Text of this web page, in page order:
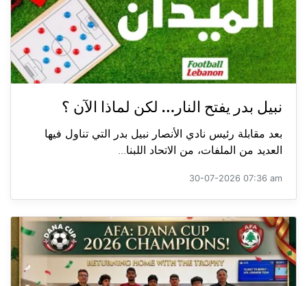
نبيل بدر يفتح النار… لكن لماذا الآن ؟
بعد مقابلة رئيس نادي الأنصار نبيل بدر التي تناول فيها
العديد من الملفات، من الاتحاد اللبنا...
30-07-2026 07:36 am